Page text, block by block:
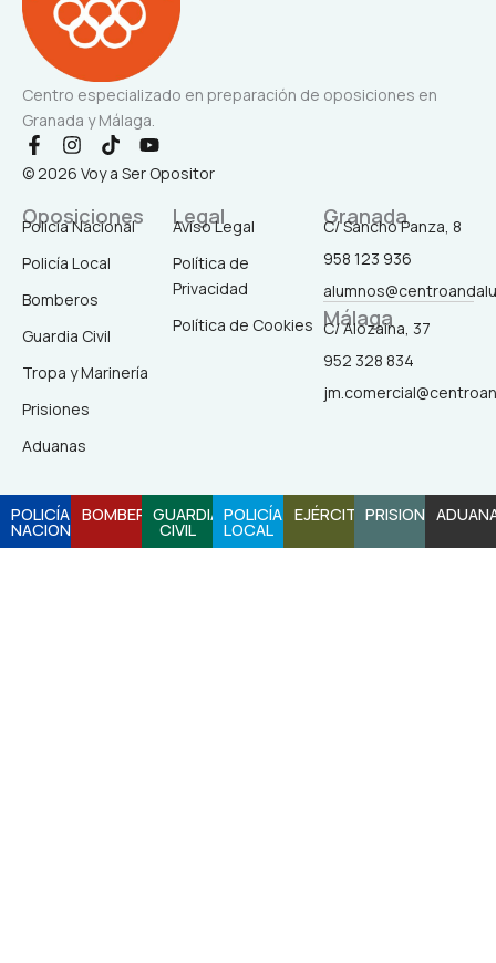
Centro especializado en preparación de oposiciones en
Granada y Málaga.
F
a
c
b
o
o
-
I
n
s
a
g
r
m
T
i
k
o
k
Y
o
u
© 2026 Voy a Ser Opositor
Oposiciones
Policía Nacional
Policía Local
Bomberos
Guardia Civil
Tropa y Marinería
Prisiones
Aduanas
Legal
Aviso Legal
Política de
Privacidad
Política de Cookies
Granada
C/ Sancho Panza, 8
958 123 936
Málaga
C/ Alozaina, 37
952 328 834
POLICÍA
NACIONAL
BOMBEROSGUARDIA
CIVIL
POLICÍA
LOCAL
EJÉRCITOPRISIONES